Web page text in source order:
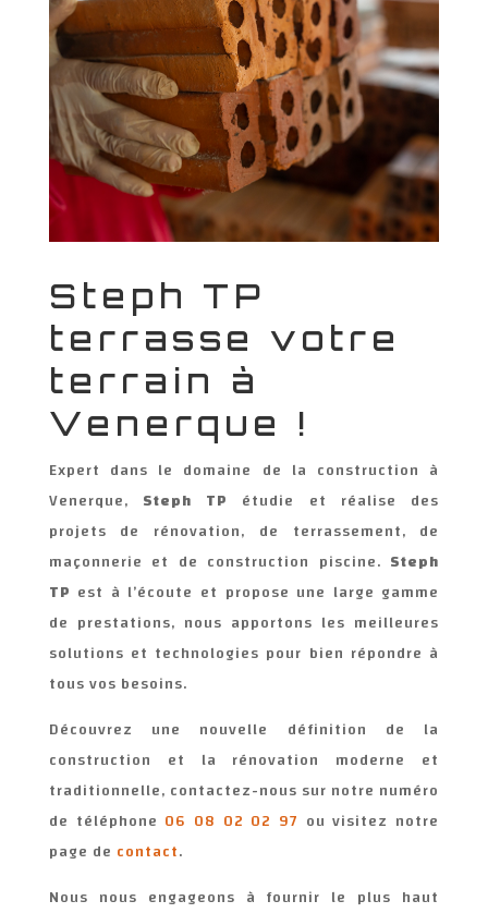
Steph TP
terrasse votre
terrain à
Venerque !
Expert dans le domaine de la construction à
Venerque, Steph TP étudie et réalise des
projets de rénovation, de terrassement, de
maçonnerie et de construction piscine. Steph
TP est à l’écoute et propose une large gamme
de prestations, nous apportons les meilleures
solutions et technologies pour bien répondre à
tous vos besoins.
Découvrez une nouvelle définition de la
construction et la rénovation moderne et
traditionnelle, contactez-nous sur notre numéro
de téléphone 06 08 02 02 97 ou visitez notre
page de contact.
Nous nous engageons à fournir le plus haut